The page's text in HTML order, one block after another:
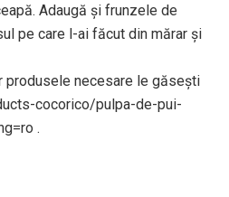
Adaugă și frunzele de
pe care l-ai făcut din mărar și
produsele necesare le găsești
cocorico/pulpa-de-pui-
.